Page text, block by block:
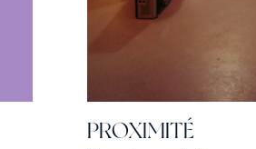
PROXIMITÉ